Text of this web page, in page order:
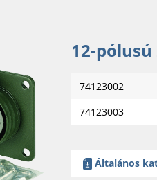
12-pólusú
74123002
74123003
Általános